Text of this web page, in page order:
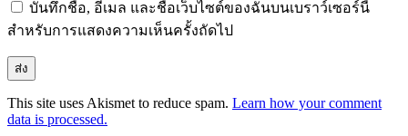
บันทึกชื่อ, อีเมล และชื่อเว็บไซต์ของฉันบนเบราว์เซอร์นี้
สำหรับการแสดงความเห็นครั้งถัดไป
This site uses Akismet to reduce spam. Learn how your comment
data is processed.